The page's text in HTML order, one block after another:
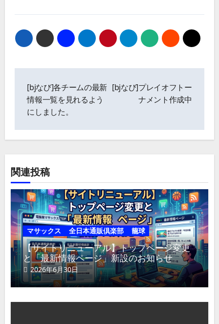
ン
[bjなび]各チームの最新
情報一覧を見れるよう
にしました。
[bjなび]プレイオフトー
ナメント作成中
関連投稿
マサックス 全日本通販倶楽部
籠球
【サイトリニューアル】トップページ変更
と「最新情報ページ」新設のお知らせ
2026年6月30日